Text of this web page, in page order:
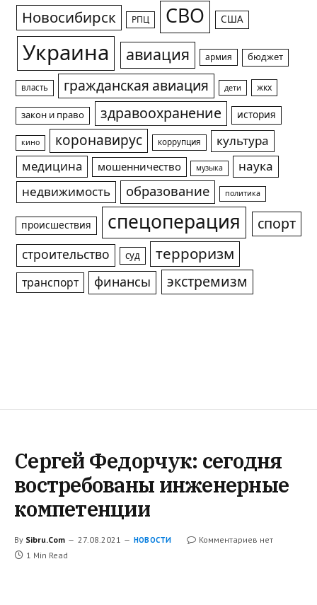
Новосибирск РПЦ СВО США
Украина авиация армия бюджет
власть гражданская авиация дети жкх
закон и право здравоохранение история
кино коронавирус коррупция
культура
медицина
мошенничество музыка
наука
недвижимость
образование политика
происшествия спецоперация спорт
строительство суд терроризм
транспорт финансы экстремизм
Сергей Федорчук: сегодня
востребованы инженерные
компетенции
By Sibru.Com 27.08.2021 НОВОСТИ
Комментариев нет
1 Min Read